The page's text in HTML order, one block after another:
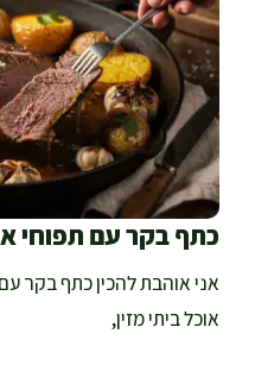
כתף בקר עם תפוחי
אני אוהבת להכין כתף בקר
אוכל ביתי מזין,